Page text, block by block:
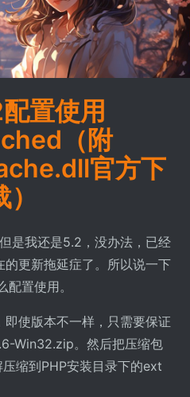
置使用
（附
官方下
是我还是5.2，没办法，已经
的更新拖延症了。所以说一下
置使用。
使版本不一样，只需要保证
Win32.zip。然后把压缩包
缩到PHP安装目录下的ext